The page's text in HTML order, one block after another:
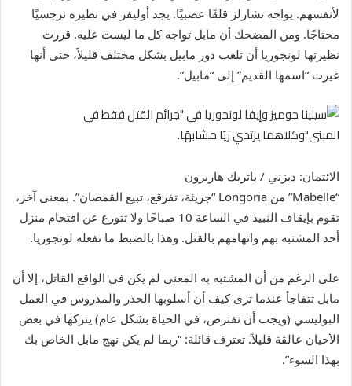
لأنفسهم. يواجه تشارلز قلقًا عصبيًا. يجد أوليفر في نظيره نرجسيًا
محتاجًا. ومن المضحك أن مابل تواجه كل ما ليست عليه. قررت
نظيرتها لونجوريا أن تلعب دور مابيل بشكل مختلف قليلاً، حتى أنها
غيرت “اسمها القديم” إلى “مابيل”.
الائتمان: ديزني / باتريك هاربرون
“Mabelle” من Longoria “جريئة، تفرقع، تبيع القمصان”. بمعنى آخر،
تقوم بإيقاف النبيذ في الساعة 10 صباحًا ولا تتورع عن اقتحام منزل
أحد المشتبه بهم واتهامهم بالقتل. وهذا بالضبط ما تفعله لونجوريا.
على الرغم من أن المشتبه به المعني لم يكن في الواقع القاتل، إلا أن
مابل تتفاجأ عندما ترى كيف أن أسلوبها الحذر والمدروس في العمل
البوليسي (ويجب أن نفترض، في الحياة بشكل عام) يتركها في بعض
الأحيان عالقة قليلاً. تعترف قائلة: “ربما لم يكن نهج مابل الخاص بك
بهذا السوء”.